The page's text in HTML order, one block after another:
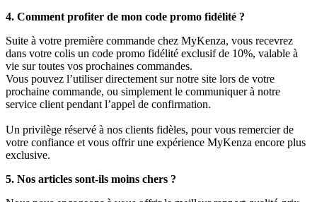
4. Comment profiter de mon code promo fidélité ?
Suite à votre première commande chez MyKenza, vous recevrez
dans votre colis un code promo fidélité exclusif de 10%, valable à
vie sur toutes vos prochaines commandes.
Vous pouvez l’utiliser directement sur notre site lors de votre
prochaine commande, ou simplement le communiquer à notre
service client pendant l’appel de confirmation.
Un privilège réservé à nos clients fidèles, pour vous remercier de
votre confiance et vous offrir une expérience MyKenza encore plus
exclusive.
5. Nos articles sont-ils moins chers ?